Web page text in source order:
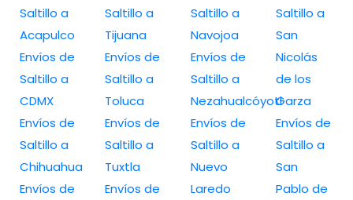
Saltillo a
Acapulco
Envíos de
Saltillo a
CDMX
Envíos de
Saltillo a
Chihuahua
Envíos de
Saltillo a
Tijuana
Envíos de
Saltillo a
Toluca
Envíos de
Saltillo a
Tuxtla
Envíos de
Saltillo a
Navojoa
Envíos de
Saltillo a
Nezahualcóyotl
Envíos de
Saltillo a
Nuevo
Laredo
Saltillo a
San
Nicolás
de los
Garza
Envíos de
Saltillo a
San
Pablo de